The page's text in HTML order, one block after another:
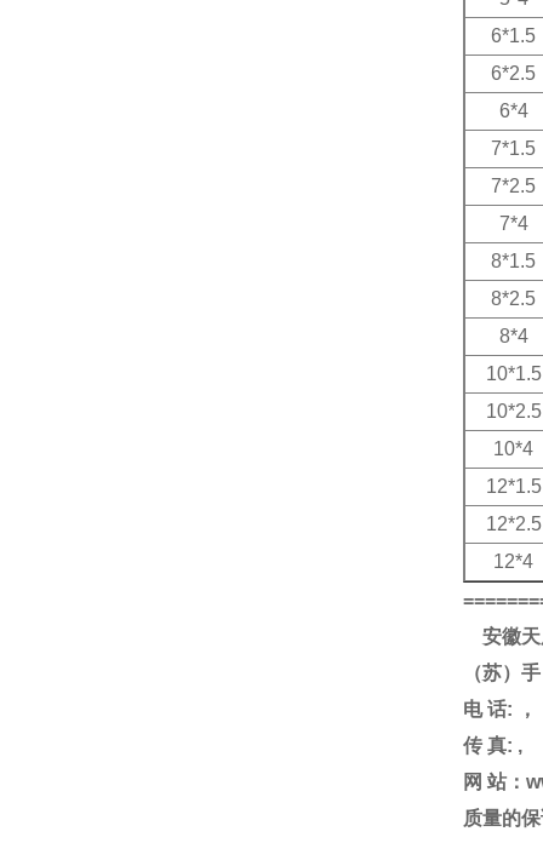
6*1.5
6*2.5
6*4
7*1.5
7*2.5
7*4
8*1.5
8*2.5
8*4
10*1.5
10*2.5
10*4
12*1.5
12*2.5
12*4
安徽
（苏）手
电 话:
，
传 真: ,
网 站：
质量的